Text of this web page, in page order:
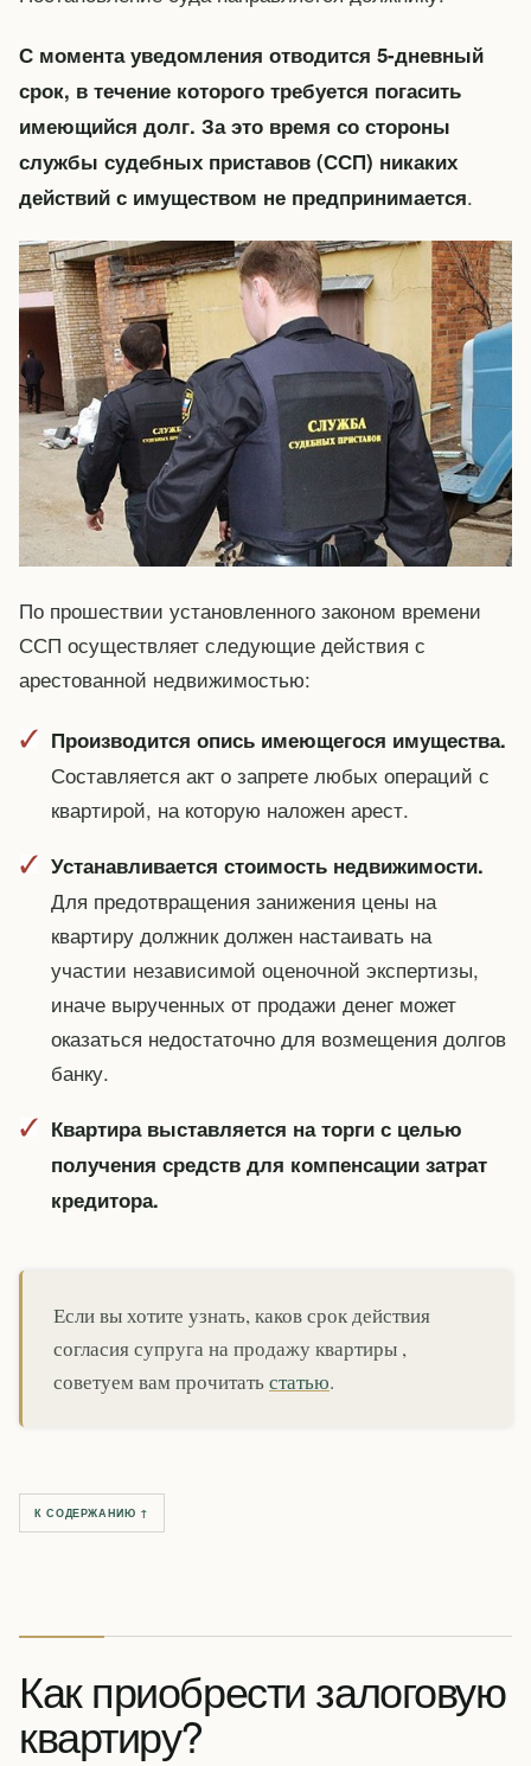
С момента уведомления отводится 5-дневный
срок, в течение которого требуется погасить
имеющийся долг. За это время со стороны
службы судебных приставов (ССП) никаких
действий с имуществом не предпринимается.
По прошествии установленного законом времени
ССП осуществляет следующие действия с
арестованной недвижимостью:
Производится опись имеющегося имущества.
Составляется акт о запрете любых операций с
квартирой, на которую наложен арест.
Устанавливается стоимость недвижимости.
Для предотвращения занижения цены на
квартиру должник должен настаивать на
участии независимой оценочной экспертизы,
иначе вырученных от продажи денег может
оказаться недостаточно для возмещения долгов
банку.
Квартира выставляется на торги с целью
получения средств для компенсации затрат
кредитора.
Если вы хотите узнать, каков срок действия
согласия супруга на продажу квартиры ,
советуем вам прочитатьстатью.
К СОДЕРЖАНИЮ ↑
Как приобрести залоговую
квартиру?